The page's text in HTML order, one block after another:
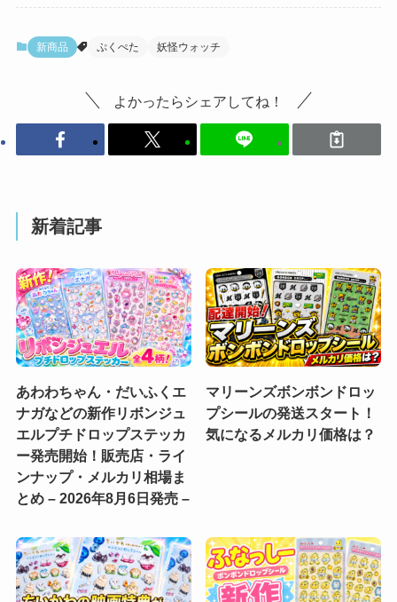
新商品 ぷくぺた 妖怪ウォッチ
よかったらシェアしてね！
新着記事
あわわちゃん・だいふくエ
ナガなどの新作リボンジュ
エルプチドロップステッカ
ー発売開始！販売店・ライ
ンナップ・メルカリ相場ま
とめ – 2026年8月6日発売 –
マリーンズボンボンドロッ
プシールの発送スタート！
気になるメルカリ価格は？